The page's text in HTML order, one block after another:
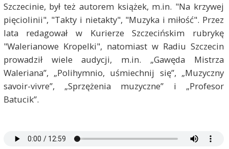
Szczecinie, był też autorem książek, m.in. "Na krzywej
pięciolinii", "Takty i nietakty", "Muzyka i miłość". Przez
lata redagował w Kurierze Szczecińskim rubrykę
"Walerianowe Kropelki", natomiast w Radiu Szczecin
prowadził wiele audycji, m.in. „Gawęda Mistrza
Waleriana”, „Polihymnio, uśmiechnij się”, „Muzyczny
savoir-vivre”, „Sprzężenia muzyczne” i „Profesor
Batucik”.